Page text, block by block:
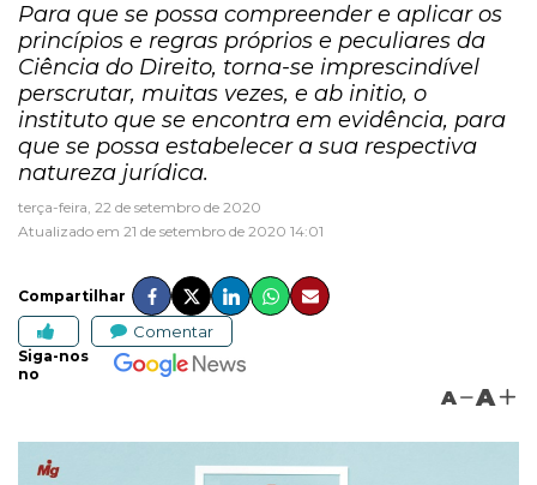
Para que se possa compreender e aplicar os
princípios e regras próprios e peculiares da
Ciência do Direito, torna-se imprescindível
perscrutar, muitas vezes, e ab initio, o
instituto que se encontra em evidência, para
que se possa estabelecer a sua respectiva
natureza jurídica.
terça-feira, 22 de setembro de 2020
Atualizado em 21 de setembro de 2020 14:01
Compartilhar
Comentar
Siga-nos
no
A A